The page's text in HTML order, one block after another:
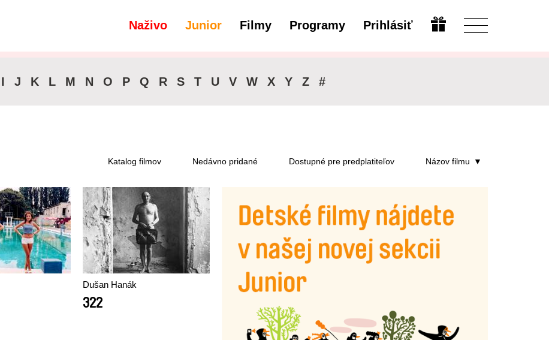
Naživo Junior Filmy Programy Prihlásiť Otvoriť
I J K L M N O P Q R S T U V W X Y Z #
Katalog filmov Nedávno pridané Dostupné pre predplatiteľov Názov filmu
Dušan Hanák
322